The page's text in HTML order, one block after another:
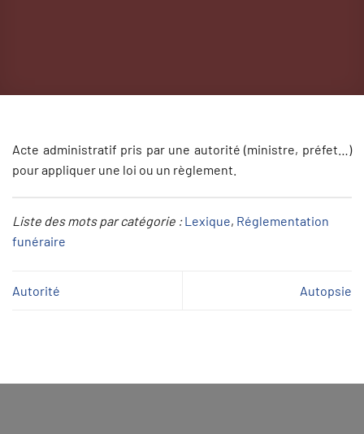
Acte administratif pris par une autorité (ministre, préfet…)
pour appliquer une loi ou un règlement.
Liste des mots par catégorie : Lexique, Réglementation
funéraire
Autorité Autopsie